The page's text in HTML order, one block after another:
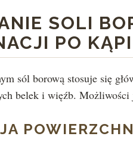
SOLI
PO
sól borową stosuje się
belek i więźb.